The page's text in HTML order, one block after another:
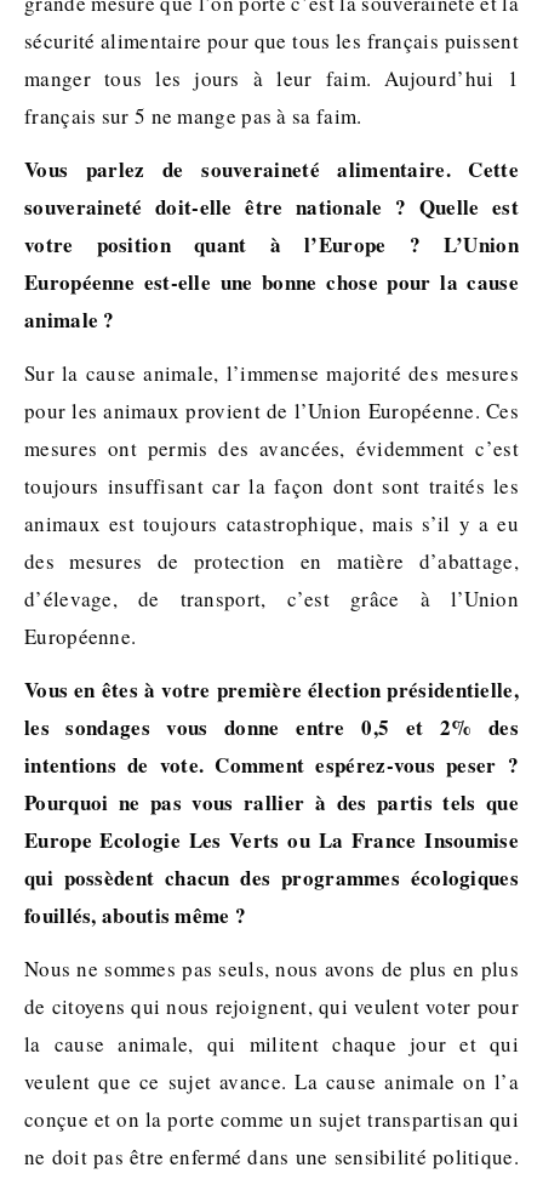
sécurité alimentaire pour que tous les français puissent
manger tous les jours à leur faim. Aujourd’hui 1
français sur 5 ne mange pas à sa faim.
Vous parlez de souveraineté alimentaire. Cette
souveraineté doit-elle être nationale ? Quelle est
votre position quant à l’Europe ? L’Union
Européenne est-elle une bonne chose pour la cause
animale ?
Sur la cause animale, l’immense majorité des mesures
pour les animaux provient de l’Union Européenne. Ces
mesures ont permis des avancées, évidemment c’est
toujours insuffisant car la façon dont sont traités les
animaux est toujours catastrophique, mais s’il y a eu
des mesures de protection en matière d’abattage,
d’élevage, de transport, c’est grâce à l’Union
Européenne.
Vous en êtes à votre première élection présidentielle,
les sondages vous donne entre 0,5 et 2% des
intentions de vote. Comment espérez-vous peser ?
Pourquoi ne pas vous rallier à des partis tels que
Europe Ecologie Les Verts ou La France Insoumise
qui possèdent chacun des programmes écologiques
fouillés, aboutis même ?
Nous ne sommes pas seuls, nous avons de plus en plus
de citoyens qui nous rejoignent, qui veulent voter pour
la cause animale, qui militent chaque jour et qui
veulent que ce sujet avance. La cause animale on l’a
conçue et on la porte comme un sujet transpartisan qui
ne doit pas être enfermé dans une sensibilité politique.